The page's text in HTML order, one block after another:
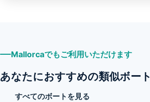
Mallorcaでもご利用いただけます
あなたにおすすめの類似ボート
すべてのボートを見る